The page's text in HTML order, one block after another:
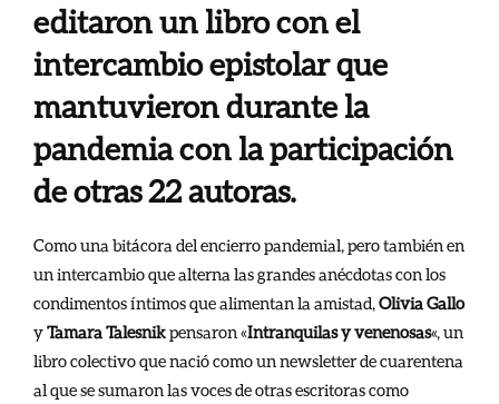
editaron un libro con el
intercambio epistolar que
mantuvieron durante la
pandemia con la participación
de otras 22 autoras.
Como una bitácora del encierro pandemial, pero también en
un intercambio que alterna las grandes anécdotas con los
condimentos íntimos que alimentan la amistad, Olivia Gallo
yTamara Talesnikpensaron «Intranquilas y venenosas«, un
libro colectivo que nació como un newsletter de cuarentena
al que se sumaron las voces de otras escritoras como